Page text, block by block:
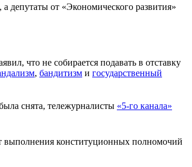
депутаты от «Экономического развития»
что не собирается подавать в отставку
, бандитизм и государственный
снята, тележурналисты «5-го канала»
выполнения конституционных полномочий